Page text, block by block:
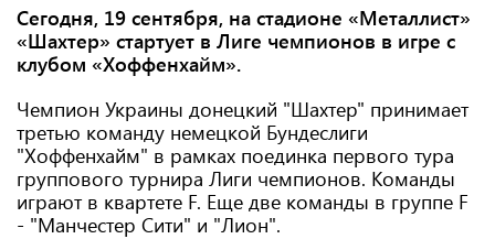
Сегодня, 19 сентября, на стадионе «Металлист»
«Шахтер» стартует в Лиге чемпионов в игре с
клубом «Хоффенхайм».
Чемпион Украины донецкий "Шахтер" принимает
третью команду немецкой Бундеслиги
"Хоффенхайм" в рамках поединка первого тура
группового турнира Лиги чемпионов. Команды
играют в квартете F. Еще две команды в группе F
- "Манчестер Сити" и "Лион".